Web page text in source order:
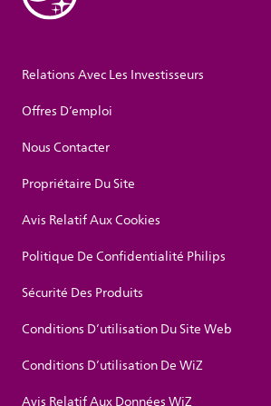
Relations Avec Les Investisseurs
Offres D’emploi
Nous Contacter
Propriétaire Du Site
Avis Relatif Aux Cookies
Politique De Confidentialité Philips
Sécurité Des Produits
Conditions D’utilisation Du Site Web
Conditions D’utilisation De WiZ